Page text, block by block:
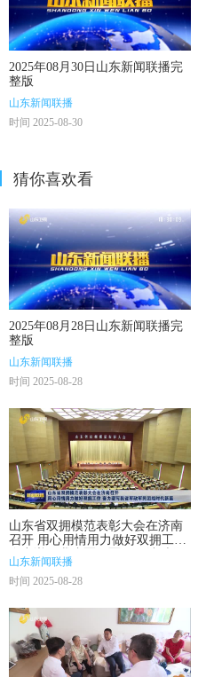
2025年08月30日山东新闻联播完
整版
山东新闻联播
时间 2025-08-30
猜你喜欢看
2025年08月28日山东新闻联播完
整版
山东新闻联播
时间 2025-08-28
山东省双拥模范表彰大会在济南
召开 用心用情用力做好双拥工作
奋力谱写我省军政军民团结时代
新篇
山东新闻联播
时间 2025-08-28